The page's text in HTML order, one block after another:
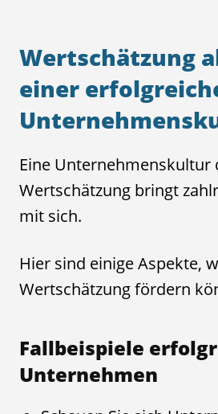
Wertschätzung
einer
Eine Unternehmenskultur
Wertschätzung bringt
mit sich.
Hier sind einige Aspekte,
Wertschätzung fördern
Fallbeispiele
Unternehmen